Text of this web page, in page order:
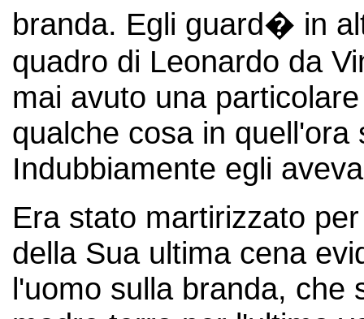
branda. Egli guard� in
quadro di Leonardo da
mai avuto una
qualche cosa in
Indubbiamente egli
Era stato martirizzato
della Sua ultima cena
l'uomo sulla branda, che